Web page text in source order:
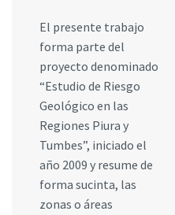
El presente trabajo
forma parte del
proyecto denominado
“Estudio de Riesgo
Geológico en las
Regiones Piura y
Tumbes”, iniciado el
año 2009 y resume de
forma sucinta, las
zonas o áreas